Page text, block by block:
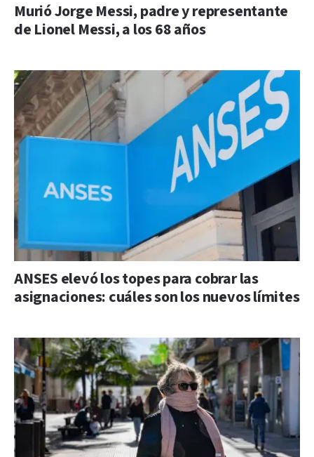
Murió Jorge Messi, padre y representante
de Lionel Messi, a los 68 años
ANSES elevó los topes para cobrar las
asignaciones: cuáles son los nuevos límites